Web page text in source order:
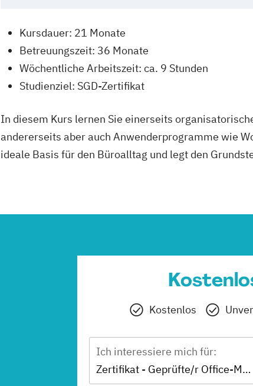
Kursdauer: 21 Monate
Betreuungszeit: 36 Monate
Wöchentliche Arbeitszeit: ca. 9 Stunden
Studienziel: SGD-Zertifikat
In diesem Kurs lernen Sie einerseits
andererseits aber auch Anwenderprogramme wie
ideale Basis für den Büroalltag und legt den
Kostenlos
Ich interessiere mich für:
Zertifikat - Geprüfte/r Office-Manager/in